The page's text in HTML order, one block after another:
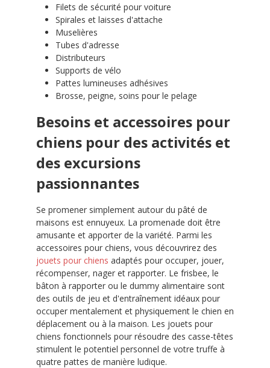
Filets de sécurité pour voiture
Spirales et laisses d'attache
Muselières
Tubes d'adresse
Distributeurs
Supports de vélo
Pattes lumineuses adhésives
Brosse, peigne, soins pour le pelage
Besoins et accessoires pour
chiens pour des activités et
des excursions
passionnantes
Se promener simplement autour du pâté de
maisons est ennuyeux. La promenade doit être
amusante et apporter de la variété. Parmi les
accessoires pour chiens, vous découvrirez des
jouets pour chiens adaptés pour occuper, jouer,
récompenser, nager et rapporter. Le frisbee, le
bâton à rapporter ou le dummy alimentaire sont
des outils de jeu et d'entraînement idéaux pour
occuper mentalement et physiquement le chien en
déplacement ou à la maison. Les jouets pour
chiens fonctionnels pour résoudre des casse-têtes
stimulent le potentiel personnel de votre truffe à
quatre pattes de manière ludique.